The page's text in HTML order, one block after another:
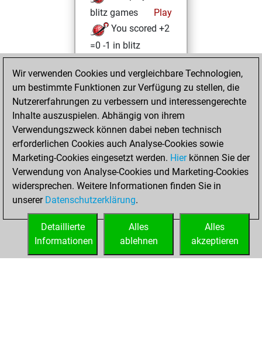
blitz games
Play
You scored +2
=0 -1 in blitz
Sonntag, April 6,
2025
You won
against Fritz
Fritz
You achieved a
BeautyScore of 3
You achieved a
new Elo of 1621
You created
your Fritz account
Wir verwenden Cookies und vergleichbare Technologien,
um bestimmte Funktionen zur Verfügung zu stellen, die
Nutzererfahrungen zu verbessern und interessengerechte
Inhalte auszuspielen. Abhängig von ihrem
Verwendungszweck können dabei neben technisch
erforderlichen Cookies auch Analyse-Cookies sowie
Marketing-Cookies eingesetzt werden. Hierkönnen Sie der
Verwendung von Analyse-Cookies und Marketing-Cookies
widersprechen. Weitere Informationen finden Sie in
unserer Datenschutzerklärung.
Alles
akzeptieren
Alles
ablehnen
Detaillierte
Informationen